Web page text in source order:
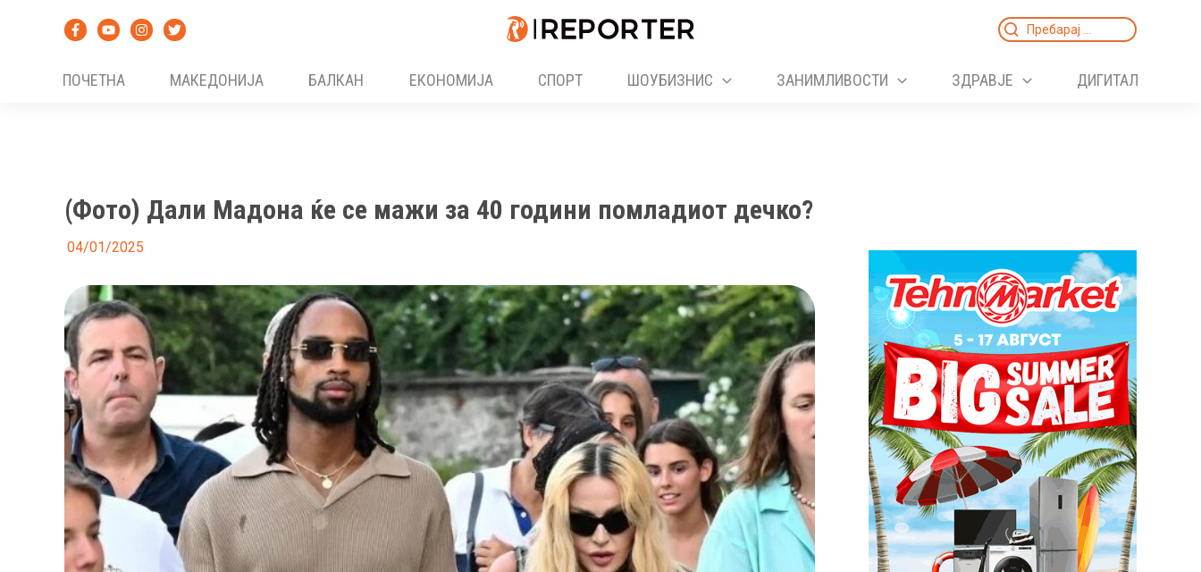
Search
ПОЧЕТНА
МАКЕДОНИЈА БАЛКАН ЕКОНОМИЈА СПОРТ ШОУБИЗНИС ЗАНИМЛИВОСТИ ЗДРАВЈЕ ДИГИТАЛ
(Фото) Дали Мадона ќе се мажи за 40 години помладиот дечко?
04/01/2025